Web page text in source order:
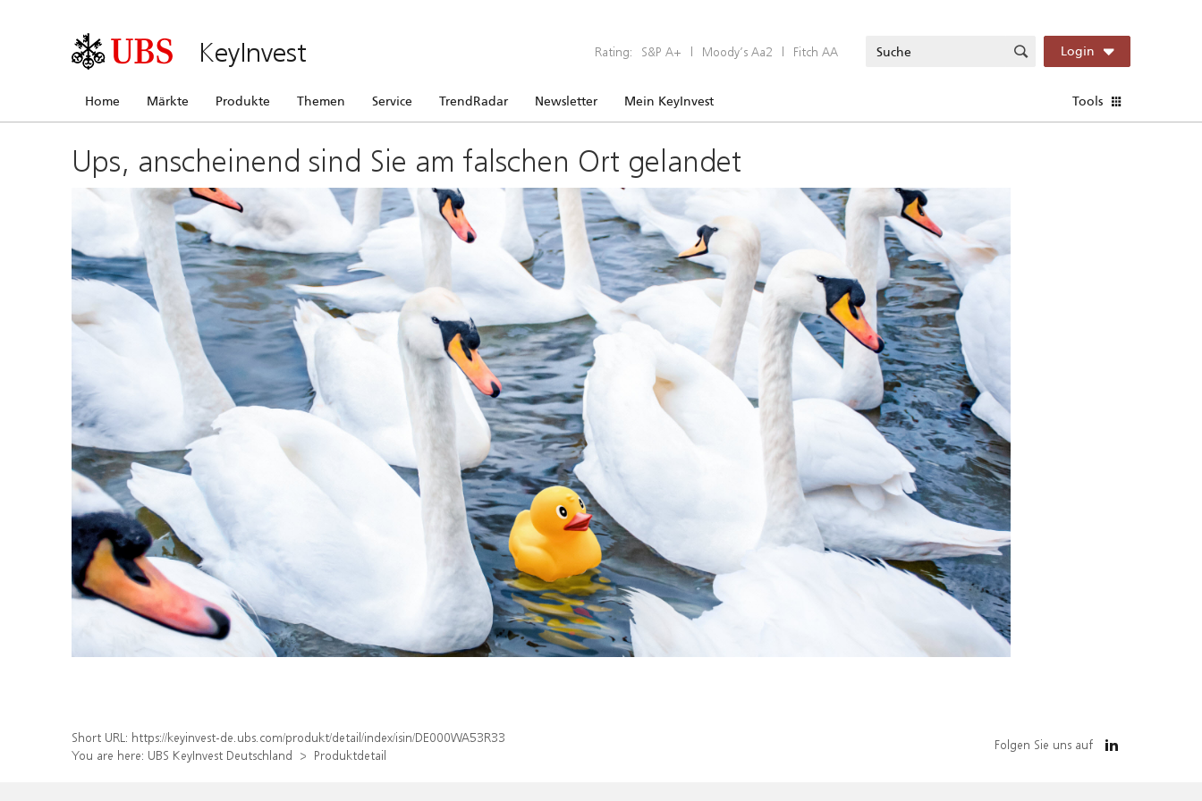
KeyInvest Rating: S&P A+ | Moody’s Aa2 | Fitch AA Login
Home Märkte Produkte Themen Service TrendRadar Newsletter Mein KeyInvest Tools
Ups, anscheinend sind Sie am falschen Ort gelandet
Short URL: https://keyinvest-de.ubs.com/produkt/detail/index/isin/DE000WA53R33
You are here: UBS KeyInvest Deutschland Produktdetail
Folgen Sie uns auf